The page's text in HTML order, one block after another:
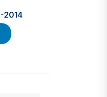
2014